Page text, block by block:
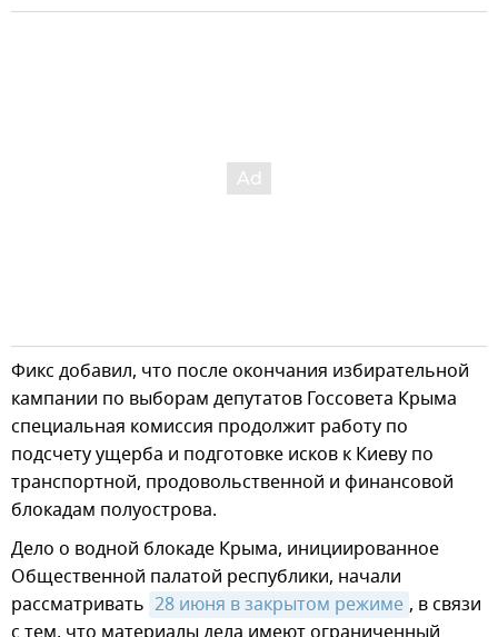
Фикс добавил, что после окончания избирательной
кампании по выборам депутатов Госсовета Крыма
специальная комиссия продолжит работу по
подсчету ущерба и подготовке исков к Киеву по
транспортной, продовольственной и финансовой
блокадам полуострова.
Дело о водной блокаде Крыма, инициированное
Общественной палатой республики, начали
рассматривать 28 июня в закрытом режиме , в связи